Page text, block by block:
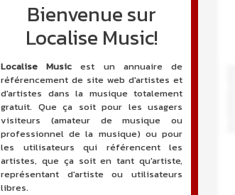
Bienvenue sur
Localise Music!
Localise Music est un annuaire de
référencement de site web d'artistes et
d'artistes dans la musique totalement
gratuit. Que ça soit pour les usagers
visiteurs (amateur de musique ou
professionnel de la musique) ou pour
les utilisateurs qui référencent les
artistes, que ça soit en tant qu'artiste,
représentant d'artiste ou utilisateurs
libres.